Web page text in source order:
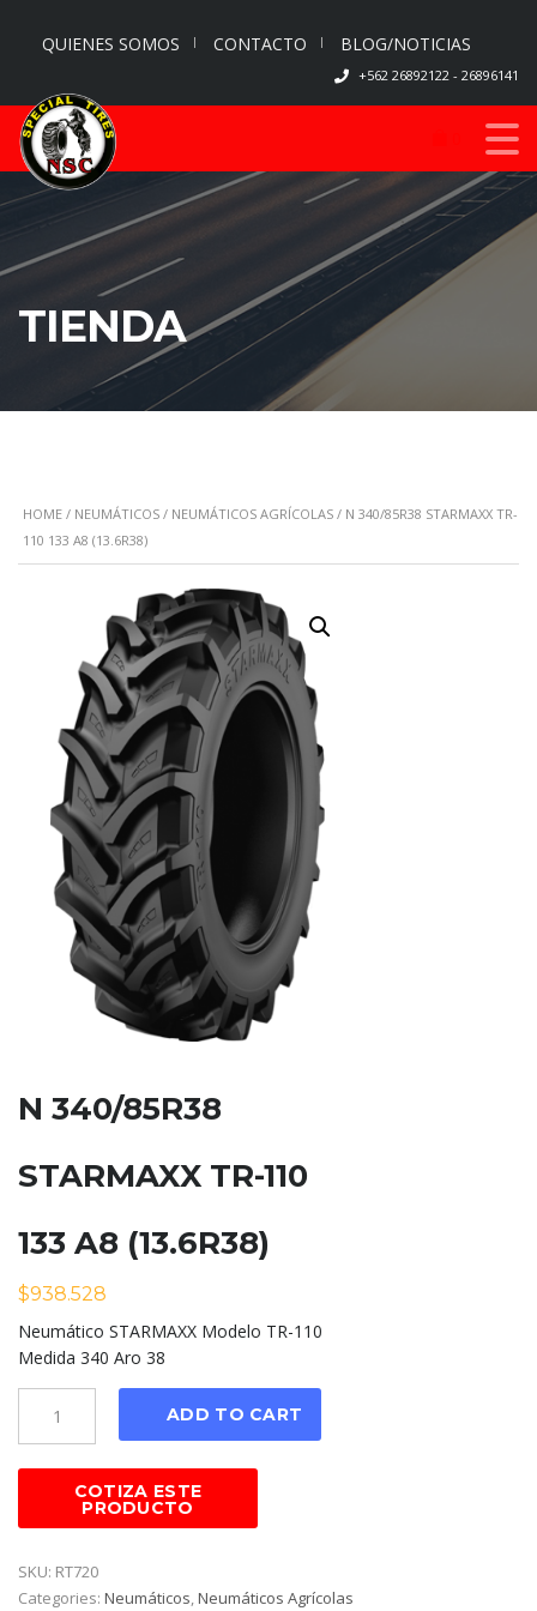
QUIENES SOMOS CONTACTO BLOG/NOTICIAS
+562 26892122 - 26896141
TIENDA
HOME / NEUMÁTICOS / NEUMÁTICOS AGRÍCOLAS / N 340/85R38 STARMAXX TR-
110 133 A8 (13.6R38)
N 340/85R38
STARMAXX TR-110
133 A8 (13.6R38)
$938.528
Neumático STARMAXX Modelo TR-110
Medida 340 Aro 38
ADD TO CART
SKU: RT720
Categories: Neumáticos,Neumáticos Agrícolas